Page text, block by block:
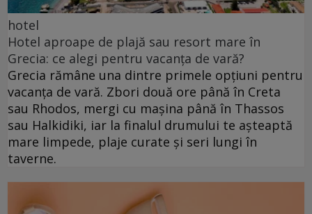
hotel
Hotel aproape de plajă sau resort mare în
Grecia: ce alegi pentru vacanța de vară?
Grecia rămâne una dintre primele opțiuni pentru
vacanța de vară. Zbori două ore până în Creta
sau Rhodos, mergi cu mașina până în Thassos
sau Halkidiki, iar la finalul drumului te așteaptă
mare limpede, plaje curate și seri lungi în
taverne.